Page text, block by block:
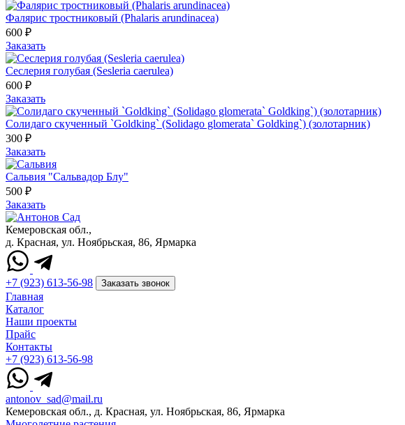
Фалярис тростниковый (Phalaris arundinacea)
600 ₽
Заказать
Сеслерия голубая (Sesleria caerulea)
600 ₽
Заказать
Солидаго скученный `Goldking` (Solidago glomerata` Goldking`) (золотарник)
300 ₽
Заказать
Сальвия "Сальвадор Блу"
500 ₽
Заказать
Кемеровская обл.,
д. Красная, ул. Ноябрьская, 86, Ярмарка
+7 (923) 613-56-98 Заказать звонок
Главная
Каталог
Наши проекты
Прайс
Контакты
+7 (923) 613-56-98
antonov_sad@mail.ru
Кемеровская обл., д. Красная, ул. Ноябрьская, 86, Ярмарка